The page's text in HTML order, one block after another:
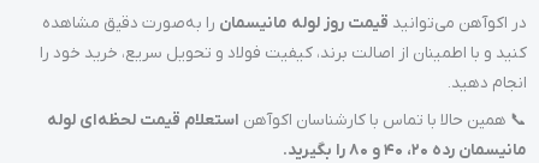
در اکوآهن می‌توانید قیمت روز لوله مانیسمان را به‌صورت دقیق مشاهده
کنید و با اطمینان از اصالت برند، کیفیت فولاد و تحویل سریع، خرید خود را
انجام دهید.
📞 همین حالا با تماس با کارشناسان اکوآهن استعلام قیمت لحظه‌ای لوله
مانیسمان رده ۲۰، ۴۰ و ۸۰ را بگیرید.